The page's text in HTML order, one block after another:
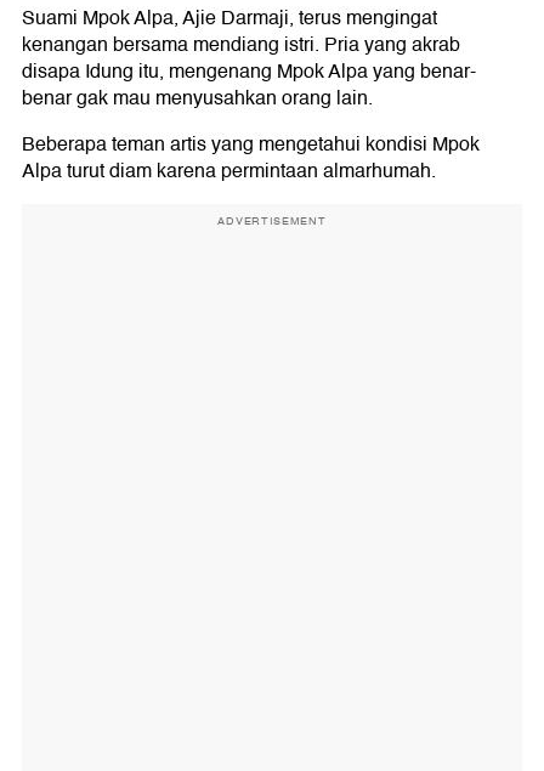
Suami Mpok Alpa, Ajie Darmaji, terus mengingat
kenangan bersama mendiang istri. Pria yang akrab
disapa Idung itu, mengenang Mpok Alpa yang benar-
benar gak mau menyusahkan orang lain.
Beberapa teman artis yang mengetahui kondisi Mpok
Alpa turut diam karena permintaan almarhumah.
ADVERTISEMENT